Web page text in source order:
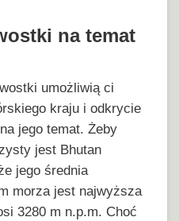
na temat
umożliwią ci
kraju i odkrycie
jego temat. Żeby
jest Bhutan
jego średnia
morza jest najwyższa
3280 m n.p.m. Choć